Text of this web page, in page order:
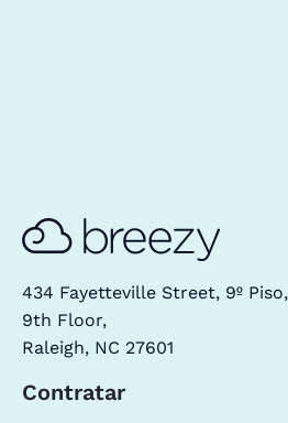
434 Fayetteville Street, 9º Piso,
9th Floor,
Raleigh, NC 27601
Contratar